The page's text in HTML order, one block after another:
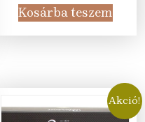
was:
134
189 Ft.
990
Kosárba teszem
Akció!